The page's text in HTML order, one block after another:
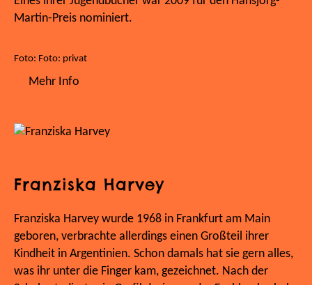
Martin-Preis nominiert.
Foto: Foto: privat
Mehr Info
Franziska Harvey
Franziska Harvey wurde 1968 in Frankfurt am Main
geboren, verbrachte allerdings einen Großteil ihrer
Kindheit in Argentinien. Schon damals hat sie gern alles,
was ihr unter die Finger kam, gezeichnet. Nach der